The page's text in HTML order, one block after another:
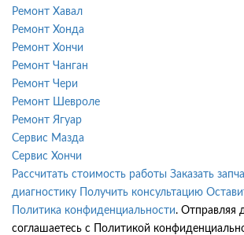
Ремонт Хавал
Ремонт Хонда
Ремонт Хончи
Ремонт Чанган
Ремонт Чери
Ремонт Шевроле
Ремонт Ягуар
Сервис Мазда
Сервис Хончи
Рассчитать стоимость работы Заказать
диагностику
Получить консультацию
Политика конфиденциальности. Отправляя
соглашаетесь с Политикой